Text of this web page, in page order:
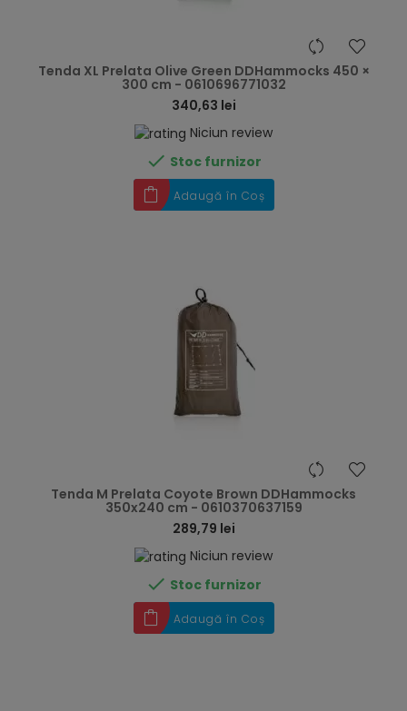
Tenda XL Prelata Olive Green DDHammocks 450 ×
300 cm - 0610696771032
340,63 lei
Niciun review
 Stoc furnizor
Adaugă în Coș
Tenda M Prelata Coyote Brown DDHammocks
350x240 cm - 0610370637159
289,79 lei
Niciun review
 Stoc furnizor
Adaugă în Coș